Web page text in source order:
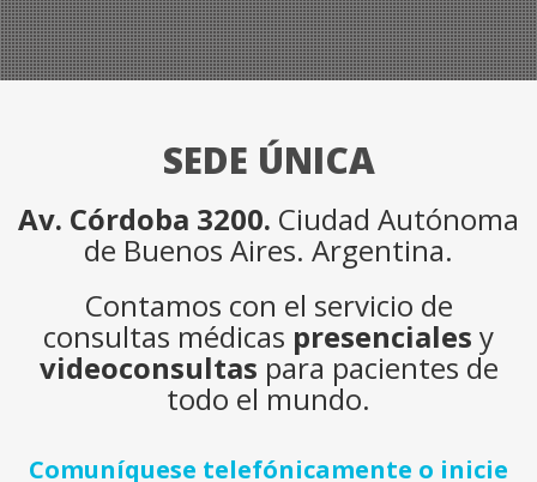
SEDE ÚNICA
Av. Córdoba 3200. Ciudad Autónoma
de Buenos Aires. Argentina.
Contamos con el servicio de
consultas médicas presenciales y
videoconsultas para pacientes de
todo el mundo.
Comuníquese telefónicamente o inicie